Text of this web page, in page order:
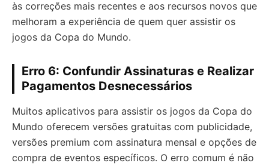
às correções mais recentes e aos recursos novos que
melhoram a experiência de quem quer assistir os
jogos da Copa do Mundo.
Erro 6: Confundir Assinaturas e Realizar
Pagamentos Desnecessários
Muitos aplicativos para assistir os jogos da Copa do
Mundo oferecem versões gratuitas com publicidade,
versões premium com assinatura mensal e opções de
compra de eventos específicos. O erro comum é não